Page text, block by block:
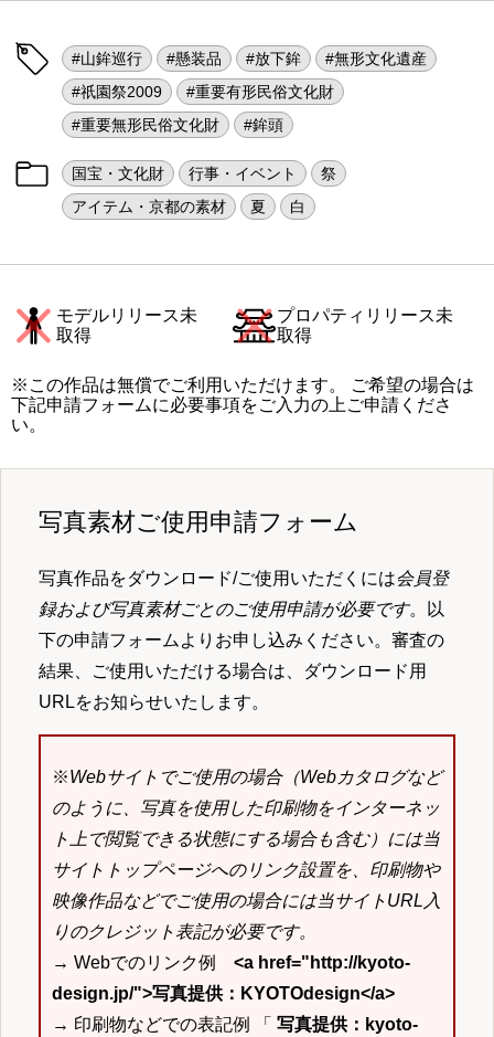
#山鉾巡行 #懸装品 #放下鉾
#無形文化遺産
#祇園祭2009
#重要有形民俗文化財
#重要無形民俗文化財
#鉾頭
国宝・文化財 行事・イベント
祭
アイテム・京都の素材
夏 白
モデルリリース未
取得
プロパティリリース未
取得
※この作品は無償でご利用いただけます。 ご希望の場合は
下記申請フォームに必要事項をご入力の上ご申請くださ
い。
写真素材ご使用申請フォーム
写真作品をダウンロード/ご使用いただくには会員登
録および写真素材ごとのご使用申請が必要です。以
下の申請フォームよりお申し込みください。審査の
結果、ご使用いただける場合は、ダウンロード用
URLをお知らせいたします。
※Webサイトでご使用の場合（Webカタログなど
のように、写真を使用した印刷物をインターネッ
ト上で閲覧できる状態にする場合も含む）には当
サイトトップページへのリンク設置を、印刷物や
映像作品などでご使用の場合には当サイトURL入
りのクレジット表記が必要です。
→ Webでのリンク例 <a href="http://kyoto-
design.jp/">写真提供：KYOTOdesign</a>
→ 印刷物などでの表記例 「 写真提供：kyoto-